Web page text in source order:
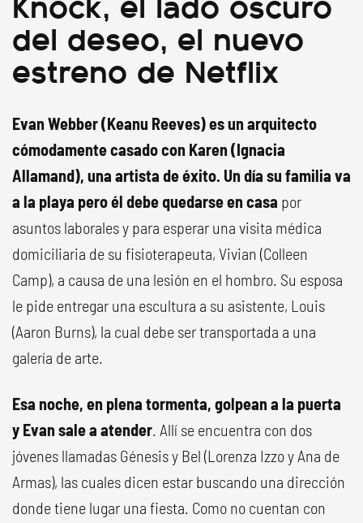
del deseo, el nuevo
estreno de Netflix
Evan Webber (Keanu Reeves) es un arquitecto
cómodamente casado con Karen (Ignacia
Allamand), una artista de éxito. Un día su familia va
a la playa pero él debe quedarse en casa por
asuntos laborales y para esperar una visita médica
domiciliaria de su fisioterapeuta, Vivian (Colleen
Camp), a causa de una lesión en el hombro. Su esposa
le pide entregar una escultura a su asistente, Louis
(Aaron Burns), la cual debe ser transportada a una
galería de arte.
Esa noche, en plena tormenta, golpean a la puerta
y Evan sale a atender. Allí se encuentra con dos
jóvenes llamadas Génesis y Bel (Lorenza Izzo y Ana de
Armas), las cuales dicen estar buscando una dirección
donde tiene lugar una fiesta. Como no cuentan con